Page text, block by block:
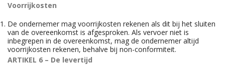
Voorrijkosten
De ondernemer mag voorrijkosten rekenen als dit bij het sluiten
van de overeenkomst is afgesproken. Als vervoer niet is
inbegrepen in de overeenkomst, mag de ondernemer altijd
voorrijkosten rekenen, behalve bij non-conformiteit.
ARTIKEL 6 – De levertijd